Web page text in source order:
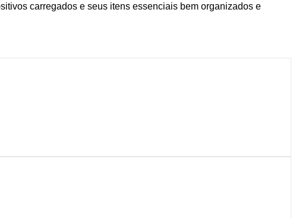
carregados e seus itens essenciais bem organizados e